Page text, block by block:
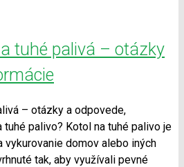
tuhé palivá – otázky
– otázky a odpovede,
tuhé palivo? Kotol na tuhé palivo je
vykurovanie domov alebo iných
tak, aby využívali pevné